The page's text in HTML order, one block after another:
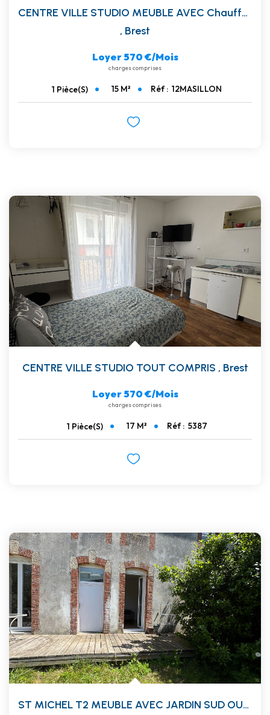
CENTRE VILLE STUDIO MEUBLE AVEC Chauffage Eau Et Wifi...
, Brest
Loyer 570 €/mois
charges comprises
1 Pièce(s) 15 M² Réf : 12MASILLON
CENTRE VILLE STUDIO TOUT COMPRIS , Brest
Loyer 570 €/mois
charges comprises
1 Pièce(s) 17 M² Réf : 5387
ST MICHEL T2 MEUBLE AVEC JARDIN SUD OUEST